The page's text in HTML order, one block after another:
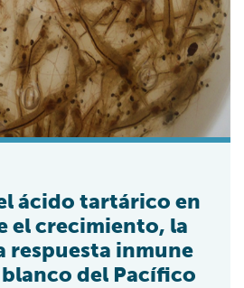
ácido tartárico en
el crecimiento, la
respuesta inmune
del Pacífico